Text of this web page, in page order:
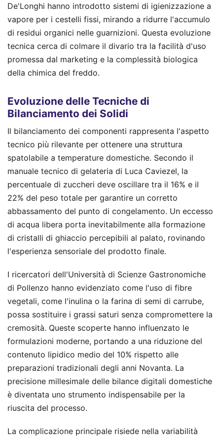
De'Longhi hanno introdotto sistemi di igienizzazione a
vapore per i cestelli fissi, mirando a ridurre l'accumulo
di residui organici nelle guarnizioni. Questa evoluzione
tecnica cerca di colmare il divario tra la facilità d'uso
promessa dal marketing e la complessità biologica
della chimica del freddo.
Evoluzione delle Tecniche di
Bilanciamento dei Solidi
Il bilanciamento dei componenti rappresenta l'aspetto
tecnico più rilevante per ottenere una struttura
spatolabile a temperature domestiche. Secondo il
manuale tecnico di gelateria di Luca Caviezel, la
percentuale di zuccheri deve oscillare tra il 16% e il
22% del peso totale per garantire un corretto
abbassamento del punto di congelamento. Un eccesso
di acqua libera porta inevitabilmente alla formazione
di cristalli di ghiaccio percepibili al palato, rovinando
l'esperienza sensoriale del prodotto finale.
I ricercatori dell'Università di Scienze Gastronomiche
di Pollenzo hanno evidenziato come l'uso di fibre
vegetali, come l'inulina o la farina di semi di carrube,
possa sostituire i grassi saturi senza compromettere la
cremosità. Queste scoperte hanno influenzato le
formulazioni moderne, portando a una riduzione del
contenuto lipidico medio del 10% rispetto alle
preparazioni tradizionali degli anni Novanta. La
precisione millesimale delle bilance digitali domestiche
è diventata uno strumento indispensabile per la
riuscita del processo.
La complicazione principale risiede nella variabilità